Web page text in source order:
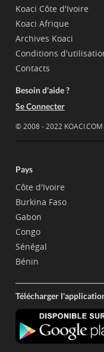
Koaci Côte d'Ivoire
Koaci Afrique
Archives Koaci
Conditions
Contacts
Besoin d'aide ?
Se Connecter
© 2008 - 2022 KOACI.COM
Pays
Côte d'Ivoire
Burkina Faso
Gabon
Congo
Sénégal
Bénin
Télécharger